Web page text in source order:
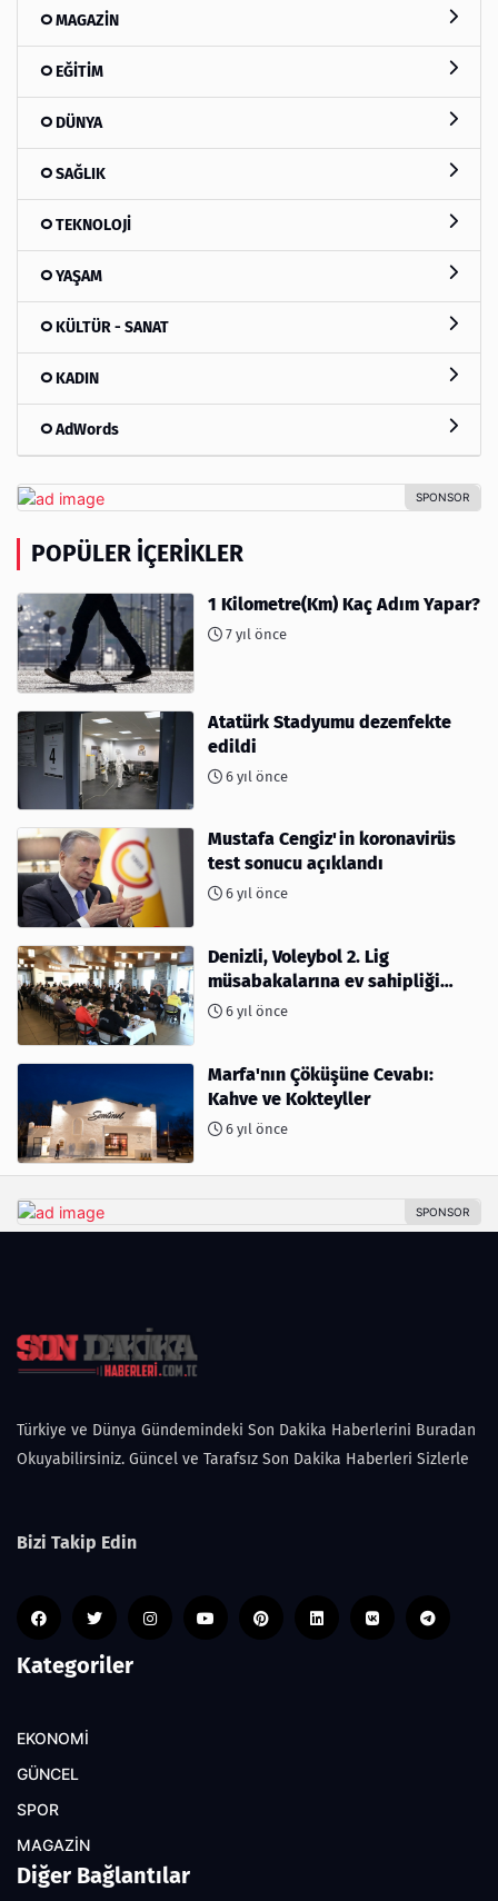
MAGAZİN
EĞİTİM
DÜNYA
SAĞLIK
TEKNOLOJİ
YAŞAM
KÜLTÜR - SANAT
KADIN
AdWords
POPÜLER İÇERIKLER
1 Kilometre(Km) Kaç Adım Yapar?
7 yıl önce
Atatürk Stadyumu dezenfekte
edildi
6 yıl önce
Mustafa Cengiz'in koronavirüs
test sonucu açıklandı
6 yıl önce
Denizli, Voleybol 2. Lig
müsabakalarına ev sahipliği
yapıyor
6 yıl önce
Marfa'nın Çöküşüne Cevabı:
Kahve ve Kokteyller
6 yıl önce
Türkiye ve Dünya Gündemindeki Son Dakika Haberlerini Buradan
Okuyabilirsiniz. Güncel ve Tarafsız Son Dakika Haberleri Sizlerle
Bizi Takip Edin
Kategoriler
EKONOMİ
GÜNCEL
SPOR
MAGAZİN
Diğer Bağlantılar